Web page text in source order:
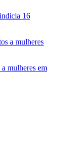
16
mulheres em